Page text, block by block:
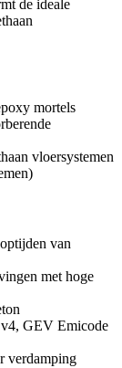
de ideale
mortels
vloersystemen
van
met hoge
GEV Emicode
verdamping